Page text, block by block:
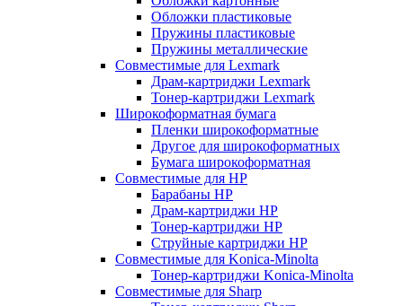
Обложки пластиковые
Пружины пластиковые
Пружины металлические
Совместимые для Lexmark
Драм-картриджи Lexmark
Тонер-картриджи Lexmark
Широкоформатная бумага
Пленки широкоформатные
Другое для широкоформатных
Бумага широкоформатная
Совместимые для HP
Барабаны HP
Драм-картриджи HP
Тонер-картриджи HP
Струйные картриджи HP
Совместимые для Konica-Minolta
Тонер-картриджи Konica-Minolta
Совместимые для Sharp